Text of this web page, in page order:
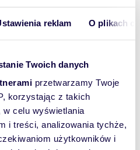
reklam O plikach
Twoich danych
przetwarzamy Twoje
korzystając z takich
w celu wyświetlania
i treści, analizowania tychże,
użytkowników i
telefon